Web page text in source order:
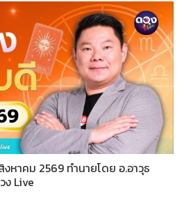
หาคม 2569 ทำนายโดย อ.อาวุธ
Live